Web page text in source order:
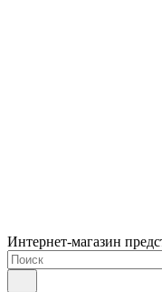
Интернет-магазин